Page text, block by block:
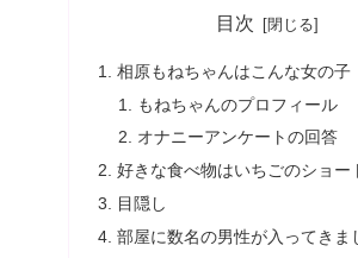
目次
相原もねちゃんはこんな女の子
もねちゃんのプロフィール
オナニーアンケートの回答
好きな食べ物はいちごのショー
目隠し
部屋に数名の男性が入ってきま